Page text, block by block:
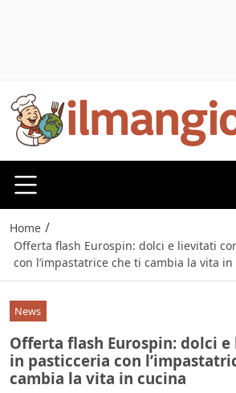
Home /
Offerta flash Eurospin: dolci e lievitati
con l’impastatrice che ti cambia la vita in
News
Offerta flash Eurospin: dolci
in pasticceria con
cambia la vita in cucina